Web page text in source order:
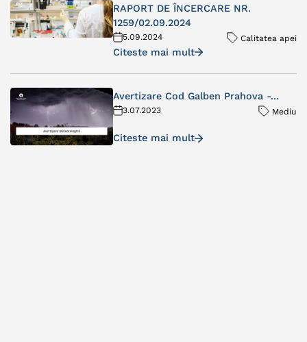
RAPORT DE ÎNCERCARE NR.
1259/02.09.2024
5.09.2024 Calitatea apei
Citeste mai mult
Avertizare Cod Galben Prahova -...
3.07.2023 Mediu
Citeste mai mult